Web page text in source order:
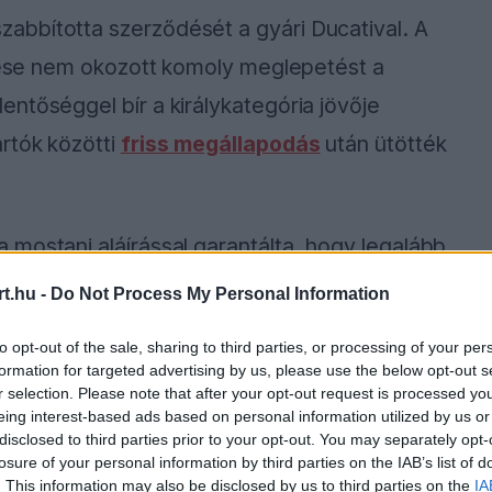
- Do Not Process My Personal Information
opt-out of the sale, sharing to third parties, or processing of your
for targeted advertising by us, please use the below opt-out
selection. Please note that after your opt-out request is processed
interest-based ads based on personal information utilized by us
to third parties prior to your opt-out. You may separately
of your personal information by third parties on the IAB’s list of
This information may also be disclosed by us to third parties on the
szerződését a gyári Ducatival. A
nem okozott komoly meglepetést a
bír a királykategória jövője
közötti friss megállapodás után ütötték
aláírással garantálta, hogy legalább
fogja hajtani. A kilencszeres világbajnok
ami egyben az ötödik ducatis, egyúttal a
the server or network failed or because the
supported.